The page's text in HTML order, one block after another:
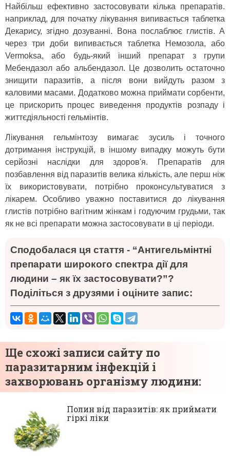
Найбільш ефективно застосовувати кілька препаратів.
наприклад, для початку лікування випивається таблетка
Декарису, згідно дозуванні. Вона послаблює глистів. А
через три доби випивається таблетка Немозола, або
Vermoksa, або будь-який інший препарат з групи
Мебендазол або альбендазол. Це дозволить остаточно
знищити паразитів, а після вони вийдуть разом з
каловими масами. Додатково можна приймати сорбенти,
це прискорить процес виведення продуктів розпаду і
життєдіяльності гельмінтів.
Лікування гельмінтозу вимагає зусиль і точного
дотримання інструкцій, в іншому випадку можуть бути
серйозні наслідки для здоров'я. Препаратів для
позбавлення від паразитів велика кількість, але перш ніж
їх використовувати, потрібно проконсультуватися з
лікарем. Особливо уважно поставитися до лікування
глистів потрібно вагітним жінкам і годуючим грудьми, так
як не всі препарати можна застосовувати в ці періоди.
Сподобалася ця стаття - “Антигельмінтні
препарати широкого спектра дії для
людини – як їх застосовувати?”?
Поділіться з друзями і оціните запис:
Ще схожі записи сайту по
паразитарним інфекцій і
захворювань організму людини:
Полин від паразитів: як приймати
гіркі ліки